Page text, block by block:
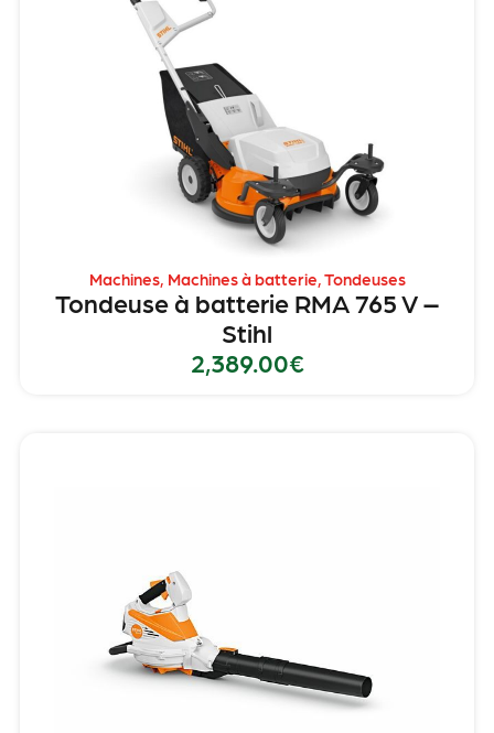
Machines, Machines à batterie Tondeuses
Tondeuse à batterie RMA 765 V –
Stihl
2,389.00€